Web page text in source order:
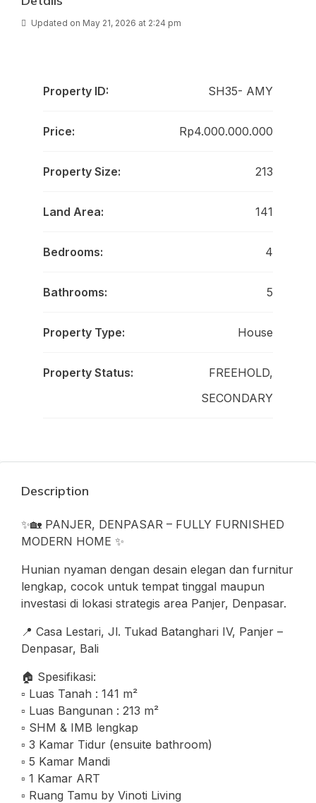
Updated on May 21, 2026 at 2:24 pm
Property ID: SH35- AMY
Price: Rp4.000.000.000
Property Size: 213
Land Area: 141
Bedrooms: 4
Bathrooms: 5
Property Type: House
Property Status:
FREEHOLD,
SECONDARY
Description
✨🏡 PANJER, DENPASAR – FULLY FURNISHED
MODERN HOME ✨
Hunian nyaman dengan desain elegan dan furnitur
lengkap, cocok untuk tempat tinggal maupun
investasi di lokasi strategis area Panjer, Denpasar.
📍 Casa Lestari, Jl. Tukad Batanghari IV, Panjer –
Denpasar, Bali
🏠 Spesifikasi:
▫️ Luas Tanah : 141 m²
▫️ Luas Bangunan : 213 m²
▫️ SHM & IMB lengkap
▫️ 3 Kamar Tidur (ensuite bathroom)
▫️ 5 Kamar Mandi
▫️ 1 Kamar ART
▫️ Ruang Tamu by Vinoti Living